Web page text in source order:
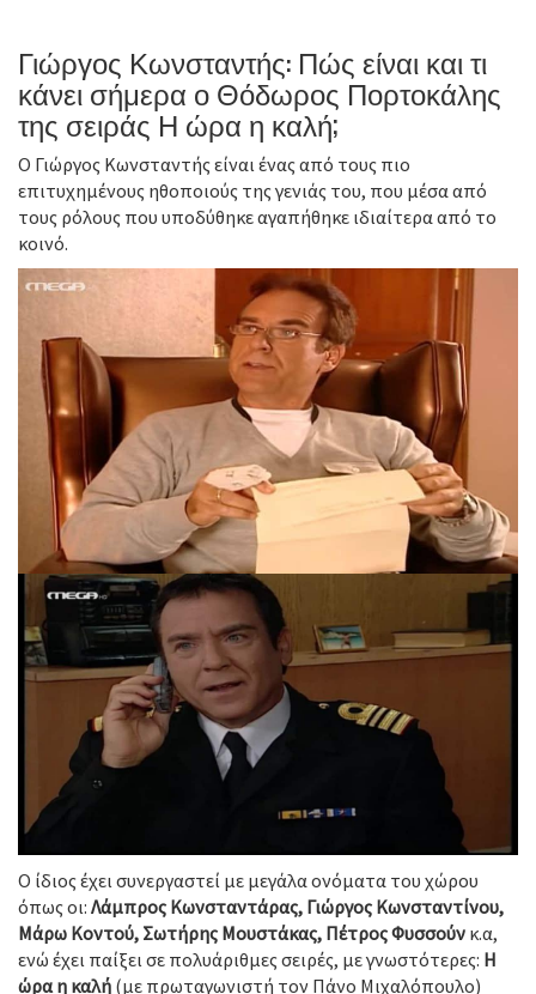
Γιώργος Κωνσταντής: Πώς είναι και τι
κάνει σήμερα ο Θόδωρος Πορτοκάλης
της σειράς Η ώρα η καλή;
Ο Γιώργος Κωνσταντής είναι ένας από τους πιο
επιτυχημένους ηθοποιούς της γενιάς του, που μέσα από
τους ρόλους που υποδύθηκε αγαπήθηκε ιδιαίτερα από το
κοινό.
Ο ίδιος έχει συνεργαστεί με μεγάλα ονόματα του χώρου
όπως οι: Λάμπρος Κωνσταντάρας, Γιώργος Κωνσταντίνου,
Μάρω Κοντού, Σωτήρης Μουστάκας, Πέτρος Φυσσούν κ.α,
ενώ έχει παίξει σε πολυάριθμες σειρές, με γνωστότερες: Η
ώρα η καλή (με πρωταγωνιστή τον Πάνο Μιχαλόπουλο)